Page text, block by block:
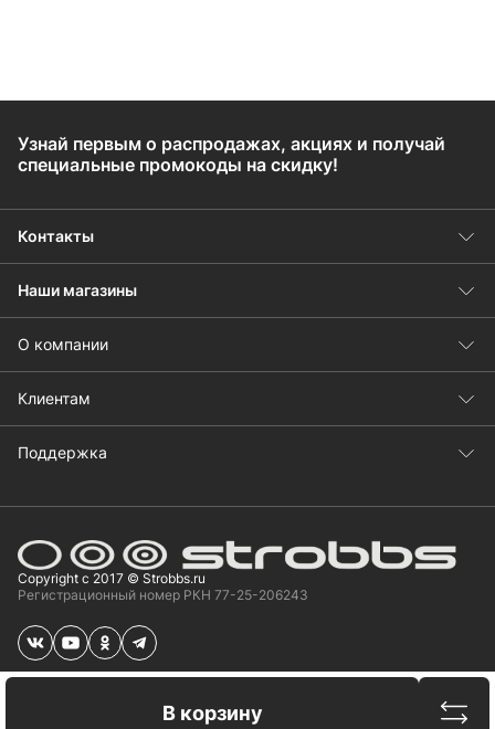
В корзину
Узнай первым о распродажах, акциях и получай
специальные промокоды на скидку!
Контакты
Наши магазины
О компании
Клиентам
Поддержка
Copyright с 2017 © Strobbs.ru
Регистрационный номер РКН 77-25-206243